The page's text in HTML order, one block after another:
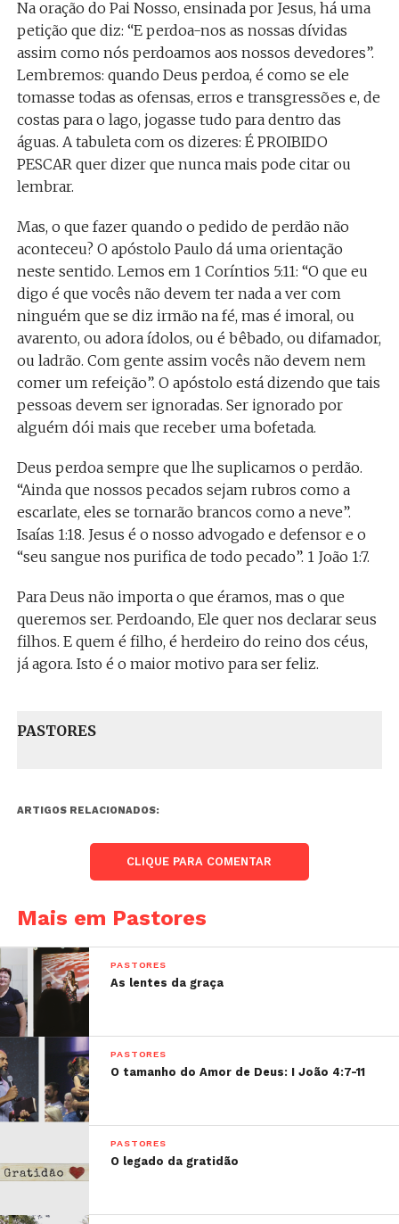
Na oração do Pai Nosso, ensinada por Jesus, há uma
petição que diz: “E perdoa-nos as nossas dívidas
assim como nós perdoamos aos nossos devedores”.
Lembremos: quando Deus perdoa, é como se ele
tomasse todas as ofensas, erros e transgressões e, de
costas para o lago, jogasse tudo para dentro das
águas. A tabuleta com os dizeres: É PROIBIDO
PESCAR quer dizer que nunca mais pode citar ou
lembrar.
Mas, o que fazer quando o pedido de perdão não
aconteceu? O apóstolo Paulo dá uma orientação
neste sentido. Lemos em 1 Coríntios 5:11: “O que eu
digo é que vocês não devem ter nada a ver com
ninguém que se diz irmão na fé, mas é imoral, ou
avarento, ou adora ídolos, ou é bêbado, ou difamador,
ou ladrão. Com gente assim vocês não devem nem
comer um refeição”. O apóstolo está dizendo que tais
pessoas devem ser ignoradas. Ser ignorado por
alguém dói mais que receber uma bofetada.
Deus perdoa sempre que lhe suplicamos o perdão.
“Ainda que nossos pecados sejam rubros como a
escarlate, eles se tornarão brancos como a neve”.
Isaías 1:18. Jesus é o nosso advogado e defensor e o
“seu sangue nos purifica de todo pecado”. 1 João 1:7.
Para Deus não importa o que éramos, mas o que
queremos ser. Perdoando, Ele quer nos declarar seus
filhos. E quem é filho, é herdeiro do reino dos céus,
já agora. Isto é o maior motivo para ser feliz.
PASTORES
ARTIGOS RELACIONADOS:
CLIQUE PARA COMENTAR
Mais em Pastores
PASTORES
As lentes da graça
PASTORES
O tamanho do Amor de Deus: I João 4:7-11
PASTORES
O legado da gratidão